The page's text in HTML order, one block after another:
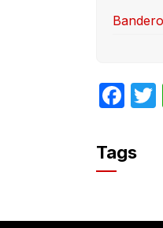
F
c
e
o
Tags